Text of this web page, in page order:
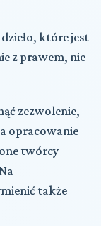
które jest
z prawem, nie
zezwolenie,
opracowanie
twórcy
także